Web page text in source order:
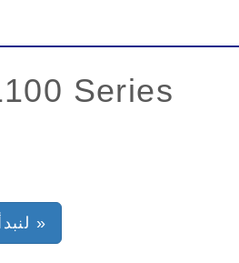
لنبدأ التشغيل »